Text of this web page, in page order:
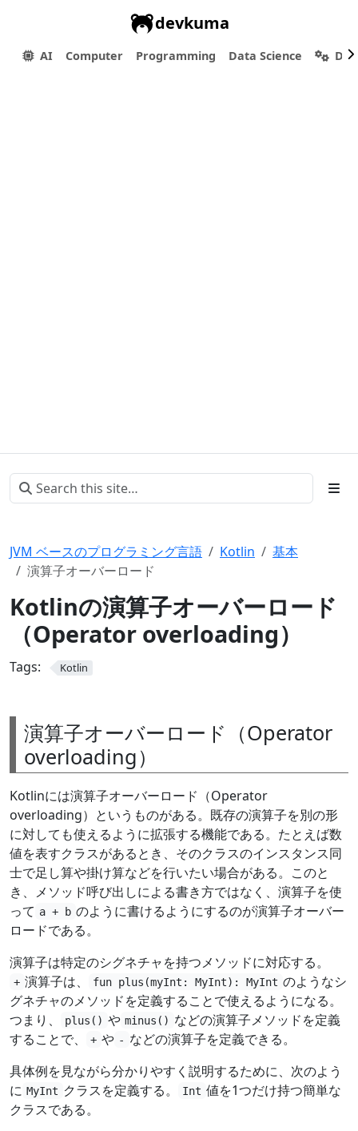
devkuma
AI Computer Programming Data Science
JVM ベースのプログラミング言語 Kotlin
基本
演算子オーバーロード
Kotlinの演算子オーバーロード
（Operator overloading）
Tags: Kotlin
演算子オーバーロード（Operator
overloading）
Kotlinには演算子オーバーロード（Operator
overloading）というものがある。既存の演算子を別の形
に対しても使えるように拡張する機能である。たとえば数
値を表すクラスがあるとき、そのクラスのインスタンス同
士で足し算や掛け算などを行いたい場合がある。このと
き、メソッド呼び出しによる書き方ではなく、演算子を使
って a + b のように書けるようにするのが演算子オーバー
ロードである。
演算子は特定のシグネチャを持つメソッドに対応する。
+ 演算子は、 fun plus(myInt: MyInt): MyInt のようなシ
グネチャのメソッドを定義することで使えるようになる。
つまり、
plus() や minus() などの演算子メソッドを定義
することで、
+ や - などの演算子を定義できる。
具体例を見ながら分かりやすく説明するために、次のよう
に MyInt クラスを定義する。 Int 値を1つだけ持つ簡単な
クラスである。